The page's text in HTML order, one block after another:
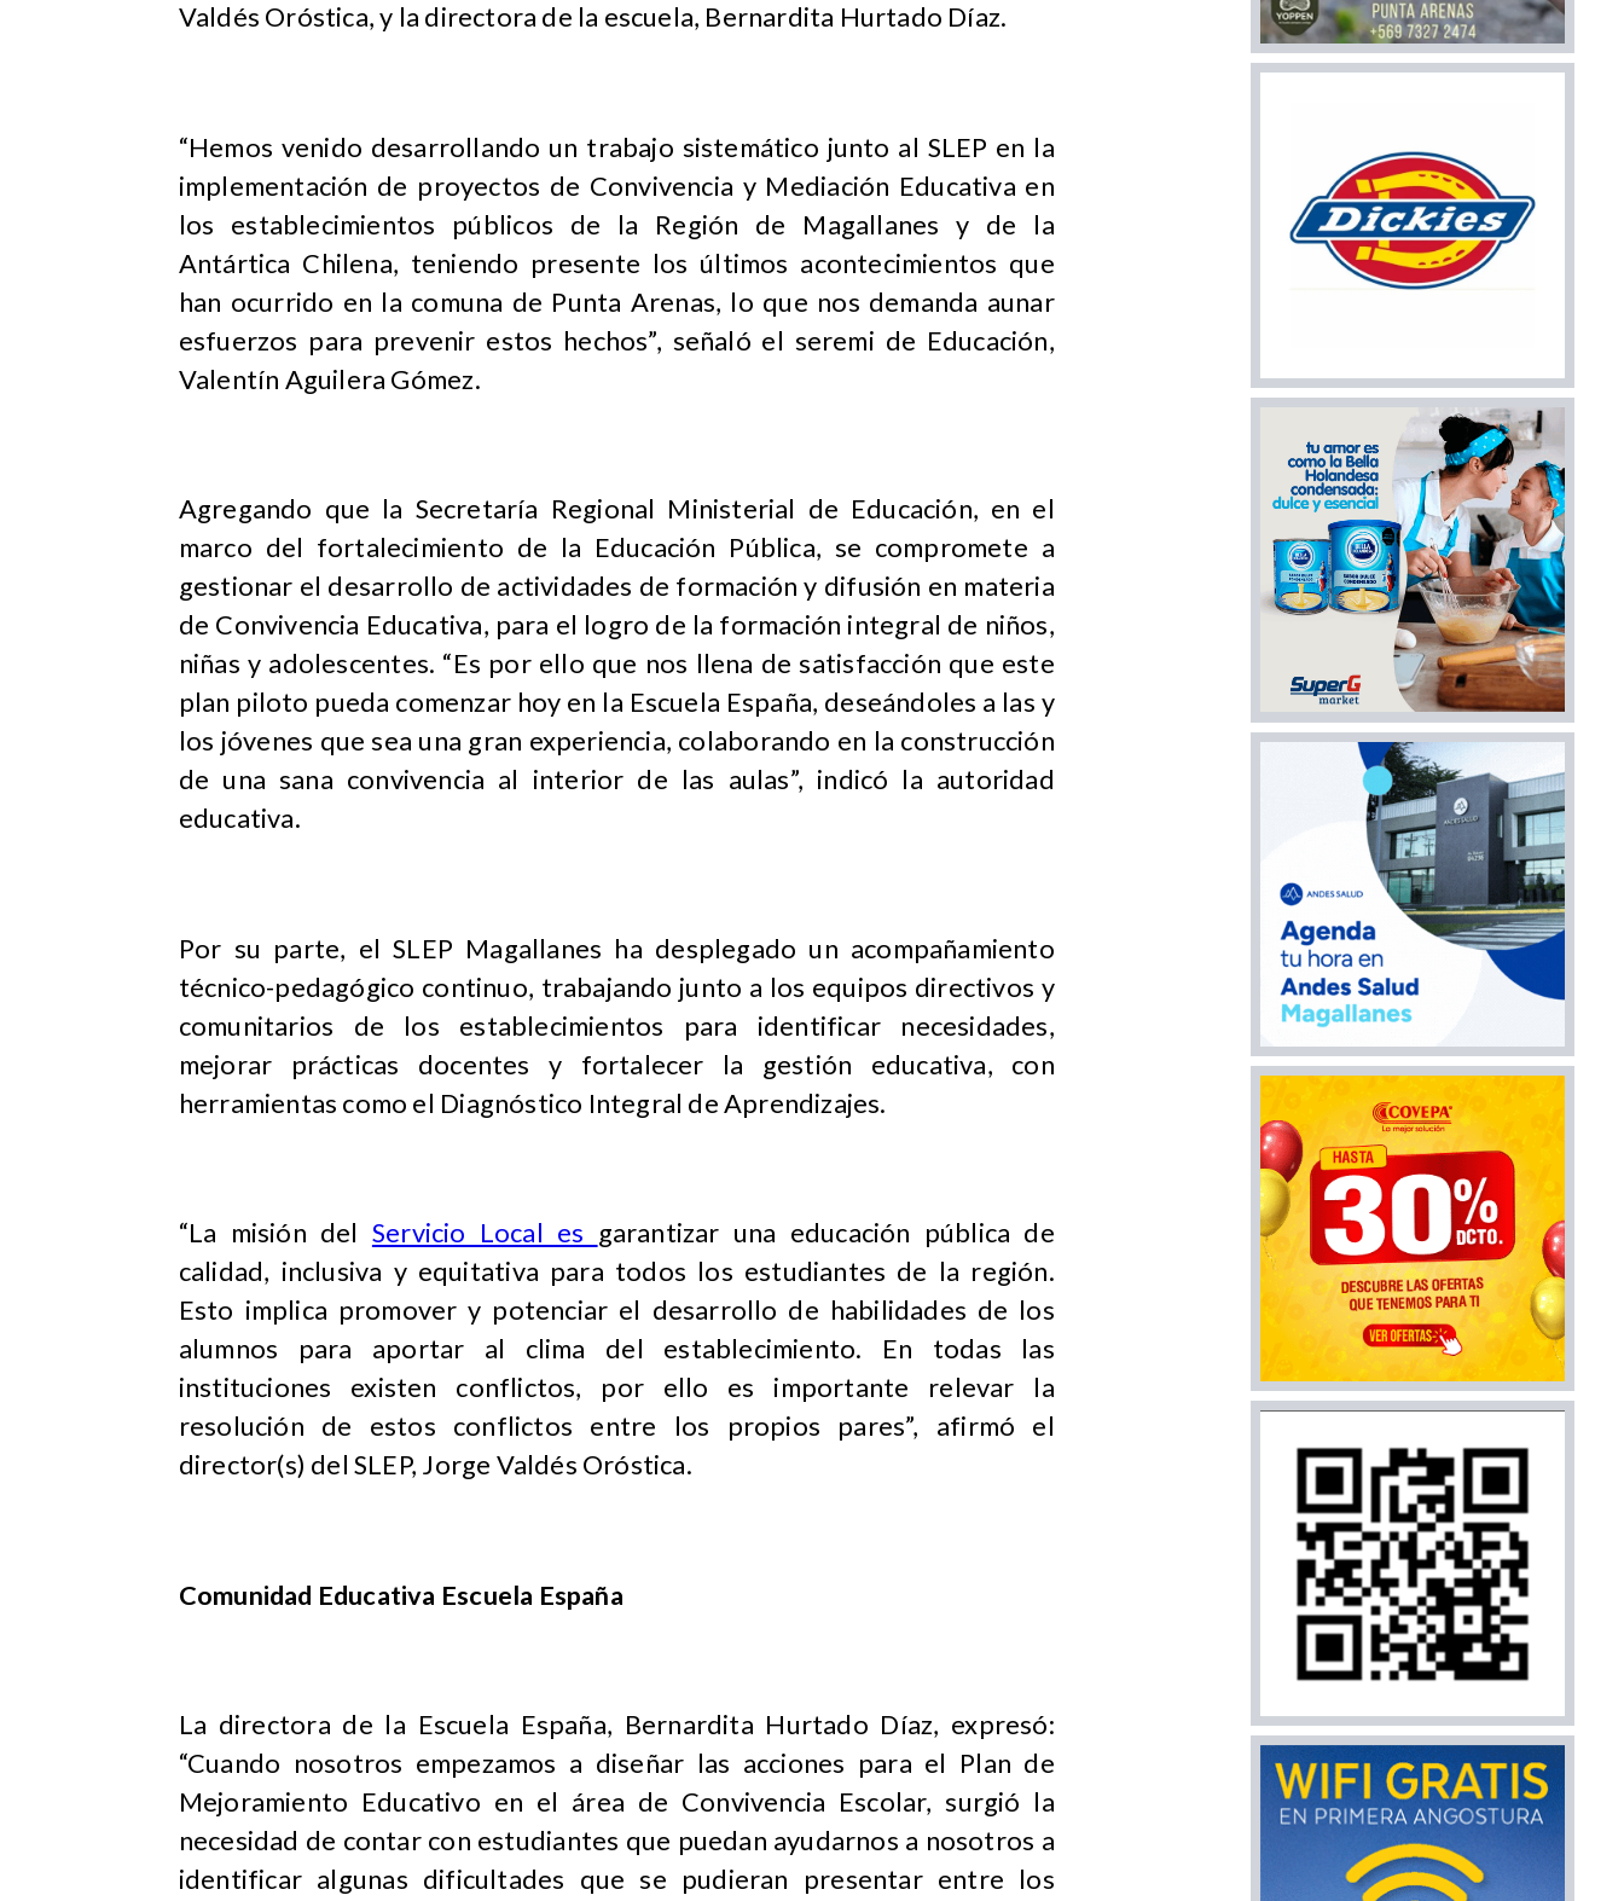
Valdés Oróstica, y la directora de la escuela, Bernardita Hurtado Díaz.
“Hemos venido desarrollando un trabajo sistemático junto al SLEP en la
implementación de proyectos de Convivencia y Mediación Educativa en
los establecimientos públicos de la Región de Magallanes y de la
Antártica Chilena, teniendo presente los últimos acontecimientos que
han ocurrido en la comuna de Punta Arenas, lo que nos demanda aunar
esfuerzos para prevenir estos hechos”, señaló el seremi de Educación,
Valentín Aguilera Gómez.
Agregando que la Secretaría Regional Ministerial de Educación, en el
marco del fortalecimiento de la Educación Pública, se compromete a
gestionar el desarrollo de actividades de formación y difusión en materia
de Convivencia Educativa, para el logro de la formación integral de niños,
niñas y adolescentes. “Es por ello que nos llena de satisfacción que este
plan piloto pueda comenzar hoy en la Escuela España, deseándoles a las y
los jóvenes que sea una gran experiencia, colaborando en la construcción
de una sana convivencia al interior de las aulas”, indicó la autoridad
educativa.
Por su parte, el SLEP Magallanes ha desplegado un acompañamiento
técnico-pedagógico continuo, trabajando junto a los equipos directivos y
comunitarios de los establecimientos para identificar necesidades,
mejorar prácticas docentes y fortalecer la gestión educativa, con
herramientas como el Diagnóstico Integral de Aprendizajes.
“La misión del Servicio Local es garantizar una educación pública de
calidad, inclusiva y equitativa para todos los estudiantes de la región.
Esto implica promover y potenciar el desarrollo de habilidades de los
alumnos para aportar al clima del establecimiento. En todas las
instituciones existen conflictos, por ello es importante relevar la
resolución de estos conflictos entre los propios pares”, afirmó el
director(s) del SLEP, Jorge Valdés Oróstica.
Comunidad Educativa Escuela España
La directora de la Escuela España, Bernardita Hurtado Díaz, expresó:
“Cuando nosotros empezamos a diseñar las acciones para el Plan de
Mejoramiento Educativo en el área de Convivencia Escolar, surgió la
necesidad de contar con estudiantes que puedan ayudarnos a nosotros a
identificar algunas dificultades que se pudieran presentar entre los